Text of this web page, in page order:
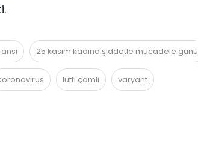
25 kasım kadına şiddetle mücadele günü
lütfi çamlı varyant